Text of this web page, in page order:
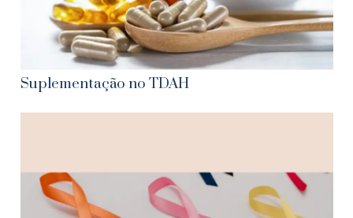
Suplementação no TDAH